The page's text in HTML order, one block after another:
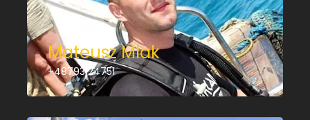
Mateusz Mlak
+48793124751